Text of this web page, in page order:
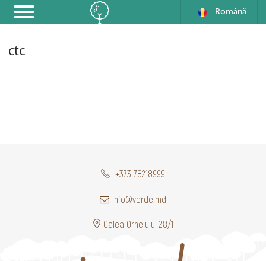
Română
ctc
+373 78218999
info@verde.md
Calea Orheiului 28/1